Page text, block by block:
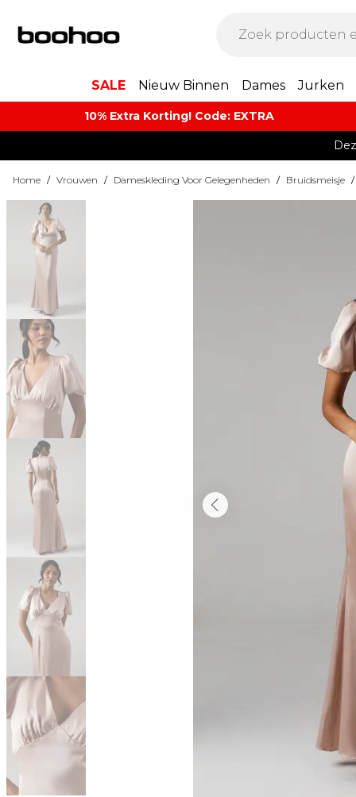
SALE Nieuw Binnen Dames Jurken
10% Extra Korting! Code: EXTRA​
Home / Vrouwen / Dameskleding Voor Gelegenheden / Bruidsmeisje /